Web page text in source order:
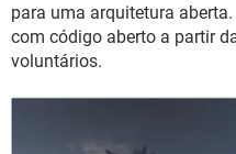
para uma arquitetura
com código aberto a partir
voluntários.